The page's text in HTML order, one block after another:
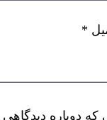
*
که دوباره